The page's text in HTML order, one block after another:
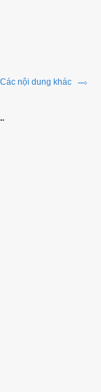
Các nội dung khác